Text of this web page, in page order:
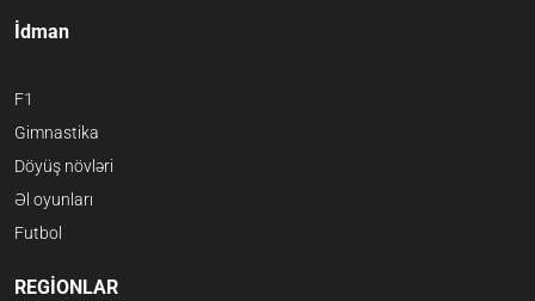
İdman
F1
Gimnastika
Döyüş növləri
Əl oyunları
Futbol
REGİONLAR